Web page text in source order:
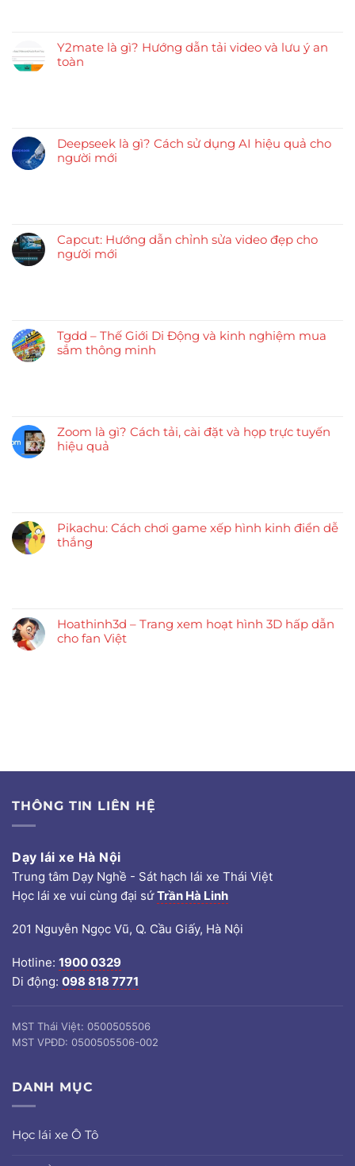
Y2mate là gì? Hướng dẫn tải video và lưu ý an
toàn
Deepseek là gì? Cách sử dụng AI hiệu quả cho
người mới
Capcut: Hướng dẫn chỉnh sửa video đẹp cho
người mới
Tgdd – Thế Giới Di Động và kinh nghiệm mua
sắm thông minh
Zoom là gì? Cách tải, cài đặt và họp trực tuyến
hiệu quả
Pikachu: Cách chơi game xếp hình kinh điển dễ
thắng
Hoathinh3d – Trang xem hoạt hình 3D hấp dẫn
cho fan Việt
THÔNG TIN LIÊN HỆ
Dạy lái xe Hà Nội
Trung tâm Dạy Nghề - Sát hạch lái xe Thái Việt
Học lái xe vui cùng đại sứTrần Hà Linh
201 Nguyễn Ngọc Vũ, Q. Cầu Giấy, Hà Nội
Hotline: 1900 0329
Di động: 098 818 7771
MST Thái Việt: 0500505506
MST VPĐD: 0500505506-002
DANH MỤC
Học lái xe Ô Tô